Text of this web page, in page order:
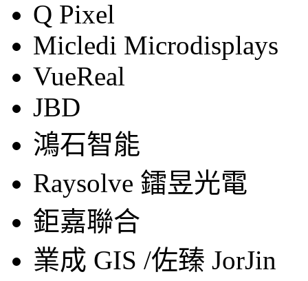
Q Pixel
Micledi Microdisplays
VueReal
JBD
鴻石智能
Raysolve 鐳昱光電
鉅嘉聯合
業成 GIS /佐臻 JorJin